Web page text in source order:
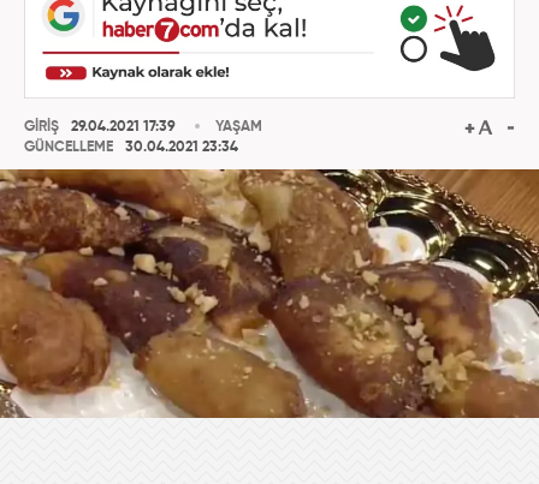
GİRİŞ
29.04.2021 17:39
GÜNCELLEME
30.04.2021 23:34
YAŞAM